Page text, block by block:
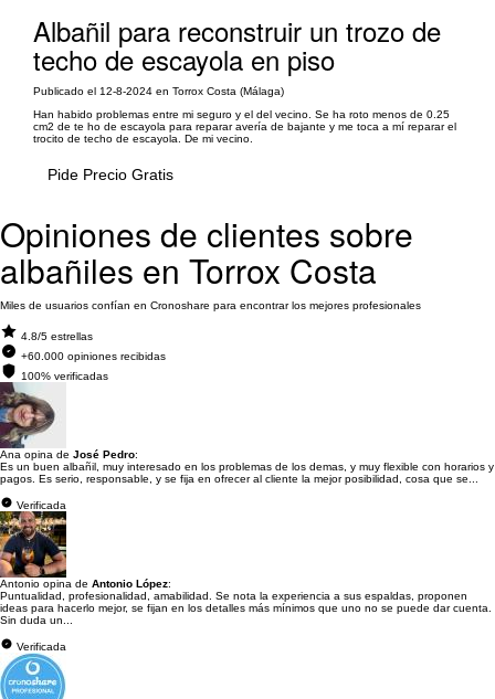
Albañil para reconstruir un trozo de
techo de escayola en piso
Publicado el 12-8-2024 en Torrox Costa (Málaga)
Han habido problemas entre mi seguro y el del vecino. Se ha roto menos de 0.25
cm2 de te ho de escayola para reparar avería de bajante y me toca a mí reparar el
trocito de techo de escayola. De mi vecino.
Pide Precio Gratis
Opiniones de clientes sobre
albañiles en Torrox Costa
Miles de usuarios confían en Cronoshare para encontrar los mejores profesionales
4.8/5 estrellas
+60.000 opiniones recibidas
100% verificadas
Ana opina de José Pedro:
Es un buen albañil, muy interesado en los problemas de los demas, y muy flexible con horarios y
pagos. Es serio, responsable, y se fija en ofrecer al cliente la mejor posibilidad, cosa que se...
Verificada
Antonio opina de Antonio López:
Puntualidad, profesionalidad, amabilidad. Se nota la experiencia a sus espaldas, proponen
ideas para hacerlo mejor, se fijan en los detalles más mínimos que uno no se puede dar cuenta.
Sin duda un...
Verificada